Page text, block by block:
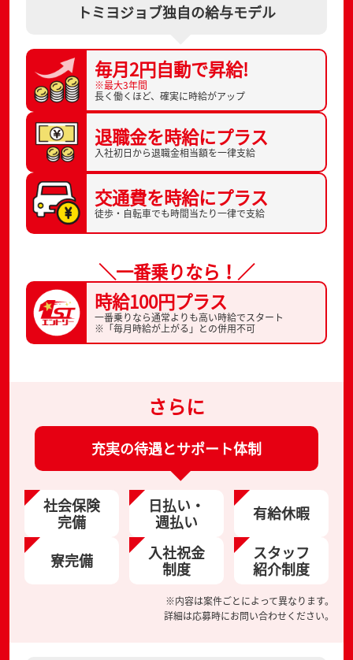
トミヨジョブ独自の給与モデル
毎月2円自動で昇給!
※最大3年間
長く働くほど、 確実に時給がアップ
退職金を時給にプラス
入社初日から退職金相当額を一律支給
交通費を時給にプラス
徒歩・自転車でも時間当たり一律で支給
＼一番乗りなら！／
時給100円プラス
一番乗りなら通常よりも高い時給でスタート
※「毎月時給が上がる」との併用不可
さらに
充実の待遇とサポート体制
社会保険
完備
日払い・
週払い 有給休暇
寮完備 入社祝金
制度
スタッフ
紹介制度
※内容は案件ごとによって異なります。
詳細は応募時にお問い合わせください。